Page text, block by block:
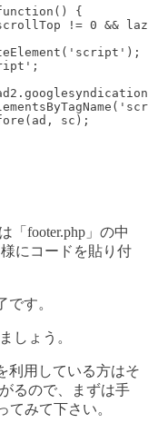
{
!= 0 &&
sc);
footer.php」の中
にコードを貼り付
です。
しょう。
利用している方はそ
るので、まずは手
みて下さい。